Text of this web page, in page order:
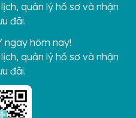
quản lý hồ sơ và nhận
đãi.
ngay hôm nay!
quản lý hồ sơ và nhận
đãi.